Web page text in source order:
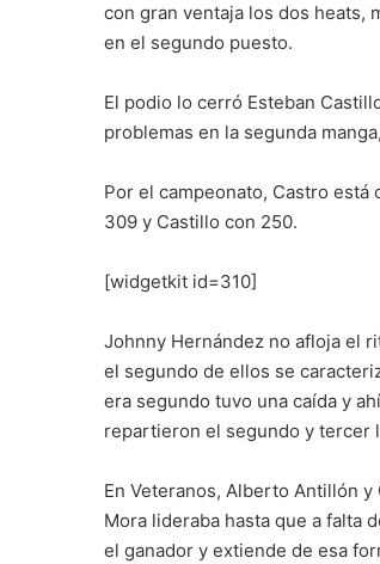
con gran ventaja los dos heats,
en el segundo puesto.
El podio lo cerró Esteban
problemas en la segunda
Por el campeonato, Castro está
309 y Castillo con 250.
[widgetkit id=310]
Johnny Hernández no afloja el
el segundo de ellos se
era segundo tuvo una caída y
repartieron el segundo y tercer
En Veteranos, Alberto Antillón
Mora lideraba hasta que a falta
el ganador y extiende de esa